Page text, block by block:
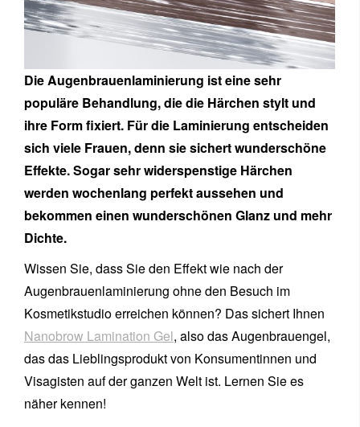
Die Augenbrauenlaminierung ist eine sehr
populäre Behandlung, die die Härchen stylt und
ihre Form fixiert. Für die Laminierung entscheiden
sich viele Frauen, denn sie sichert wunderschöne
Effekte. Sogar sehr widerspenstige Härchen
werden wochenlang perfekt aussehen und
bekommen einen wunderschönen Glanz und mehr
Dichte.
Wissen Sie, dass Sie den Effekt wie nach der
Augenbrauenlaminierung ohne den Besuch im
Kosmetikstudio erreichen können? Das sichert Ihnen
Nanobrow Lamination Gel, also das Augenbrauengel,
das das Lieblingsprodukt von Konsumentinnen und
Visagisten auf der ganzen Welt ist. Lernen Sie es
näher kennen!